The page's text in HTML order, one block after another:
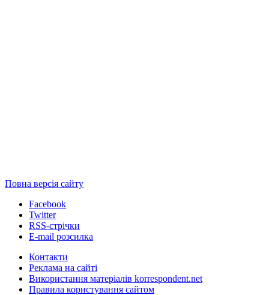
Повна версія сайту
Facebook
Twitter
RSS-стрічки
E-mail розсилка
Контакти
Реклама на сайті
Використання матеріалів korrespondent.net
Правила користування сайтом